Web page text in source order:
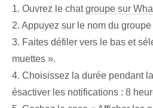
1. Ouvrez le chatgroupe sur
2. Appuyez sur le nom du
3. Faites défiler vers le bas et
muettes ».
4. Choisissez la durée pendant
ésactiver les notifications : 8